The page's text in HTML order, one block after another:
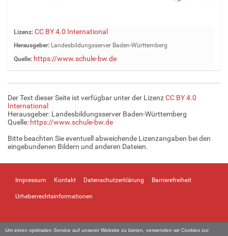
Um einen optimalen Service auf unserer Website zu bieten, verwenden wir Cookies zur
Z
e
g
e
B
l
d
i
v
l
e
Lizenz: CC BY 4.0 International
Herausgeber: Landesbildungsserver Baden-Württemberg
Quelle: https://www.schule-bw.de
Der Text dieser Seite ist verfügbar unter der LizenzCC BY 4.0
International
Herausgeber: Landesbildungsserver Baden-Württemberg
Quelle: https://www.schule-bw.de
Bitte beachten Sie eventuell abweichende Lizenzangaben bei den
eingebundenen Bildern und anderen Dateien.
Impressum Kontakt Datenschutzerklärung Barrierefreiheit
Urheberrechtsinformationen